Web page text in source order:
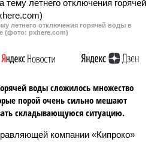
летнего отключения горячей воды в
(фото: pxhere.com)
воды сложилось множество
порой очень сильно мешают
складывающуюся ситуацию.
компании «Кипроко»